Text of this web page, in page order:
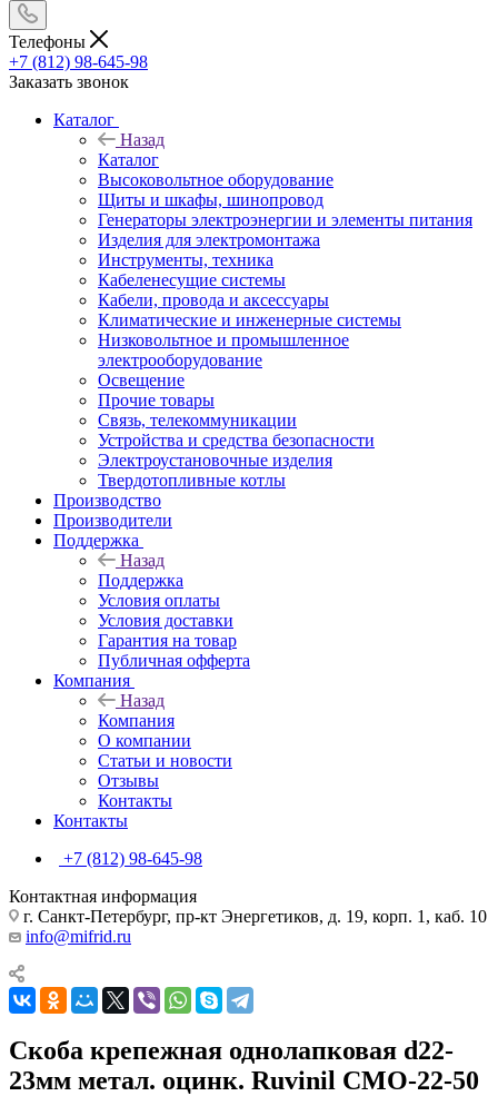
Телефоны
+7 (812) 98-645-98
Заказать звонок
Каталог
Назад
Каталог
Высоковольтное оборудование
Щиты и шкафы, шинопровод
Генераторы электроэнергии и элементы питания
Изделия для электромонтажа
Инструменты, техника
Кабеленесущие системы
Кабели, провода и аксессуары
Климатические и инженерные системы
Низковольтное и промышленное
электрооборудование
Освещение
Прочие товары
Связь, телекоммуникации
Устройства и средства безопасности
Электроустановочные изделия
Твердотопливные котлы
Производство
Производители
Поддержка
Назад
Поддержка
Условия оплаты
Условия доставки
Гарантия на товар
Публичная офферта
Компания
Назад
Компания
О компании
Статьи и новости
Отзывы
Контакты
Контакты
+7 (812) 98-645-98
Контактная информация
г. Санкт-Петербург, пр-кт Энергетиков, д. 19, корп. 1, каб. 10
info@mifrid.ru
Скоба крепежная однолапковая d22-
23мм метал. оцинк. Ruvinil СМО-22-50